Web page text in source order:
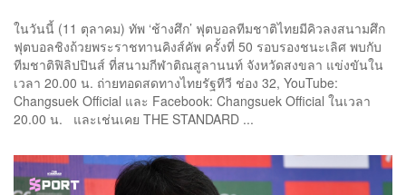
ในวันนี้ (11 ตุลาคม) ทัพ ‘ช้างศึก’ ฟุตบอลทีมชาติไทยมีคิวลงสนามศึก
ฟุตบอลชิงถ้วยพระราชทานคิงส์คัพ ครั้งที่ 50 รอบรองชนะเลิศ พบกับ
ทีมชาติฟิลิปปินส์ ที่สนามกีฬาติณสูลานนท์ จังหวัดสงขลา แข่งขันใน
เวลา 20.00 น. ถ่ายทอดสดทางไทยรัฐทีวี ช่อง 32, YouTube:
Changsuek Official และ Facebook: Changsuek Official ในเวลา
20.00 น. และเช่นเคย THE STANDARD ...